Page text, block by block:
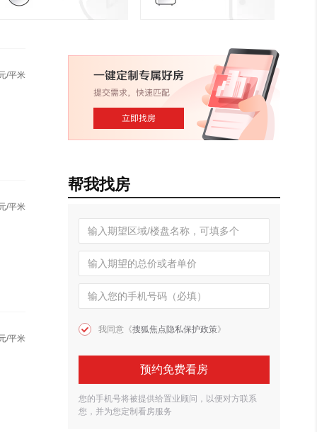
/平米
/平米
/平米
帮我找房
我同意《搜狐焦点隐私保护政策》
预约免费看房
您的手机号将被提供给置业顾问，以便对方联系
您，并为您定制看房服务